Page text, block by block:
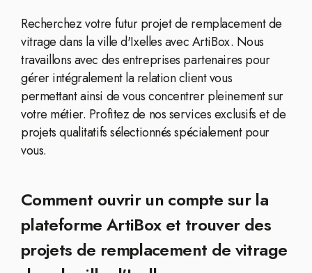
Recherchez votre futur projet de remplacement de
vitrage dans la ville d'Ixelles avec ArtiBox. Nous
travaillons avec des entreprises partenaires pour
gérer intégralement la relation client vous
permettant ainsi de vous concentrer pleinement sur
votre métier. Profitez de nos services exclusifs et de
projets qualitatifs sélectionnés spécialement pour
vous.
Comment ouvrir un compte sur la
plateforme ArtiBox et trouver des
projets de remplacement de vitrage